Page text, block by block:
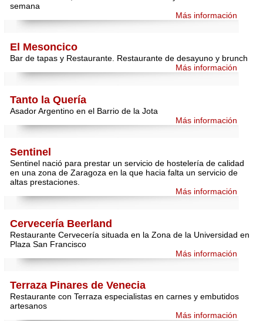
semana
Más información
El Mesoncico
Bar de tapas y Restaurante. Restaurante de desayuno y brunch
Más información
Tanto la Quería
Asador Argentino en el Barrio de la Jota
Más información
Sentinel
Sentinel nació para prestar un servicio de hostelería de calidad
en una zona de Zaragoza en la que hacia falta un servicio de
altas prestaciones.
Más información
Cervecería Beerland
Restaurante Cervecería situada en la Zona de la Universidad en
Plaza San Francisco
Más información
Terraza Pinares de Venecia
Restaurante con Terraza especialistas en carnes y embutidos
artesanos
Más información